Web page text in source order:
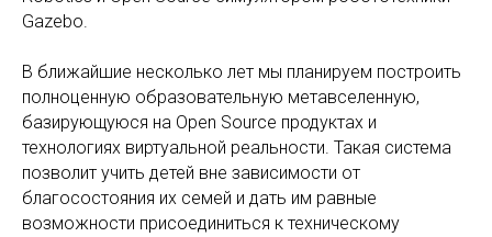
Gazebo.
В ближайшие несколько лет мы планируем построить
полноценную образовательную метавселенную,
базирующуюся на Open Source продуктах и
технологиях виртуальной реальности. Такая система
позволит учить детей вне зависимости от
благосостояния их семей и дать им равные
возможности присоединиться к техническому